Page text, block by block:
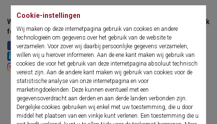
Cookie-instellingen
Wij maken op deze internetpagina gebruik van cookies en andere
technologieën om gegevens over het gebruik van de website te
verzamelen. Voor zover wij daarbij persoonlijke gegevens verzamelen,
willen wij u hierover informeren. Aan de ene kant maken wij gebruik van
cookies die voor het gebruik van deze internetpagina absoluut technisch
vereist zijn. Aan de andere kant maken wij gebruik van cookies voor de
statistische analyse van onze internetpagina en voor
marketingdoeleinden. Deze kunnen eventueel met een
gegevensoverdracht aan derden en aan derde landen verbonden zijn.
Dergelijke cookies gebruiken wij enkel met uw toestemming, die u door
middel het plaatsen van een vinkje kunt verlenen. Een toestemming die u
We like to share – also on our social media channels; we look
forward to your visit:
Facebook
Facebook "Prima Vista"
LinkedIn
LinkedIn "Prima Vista
YouTube
Instagram
Twitter
Naar het nieuwsarchief